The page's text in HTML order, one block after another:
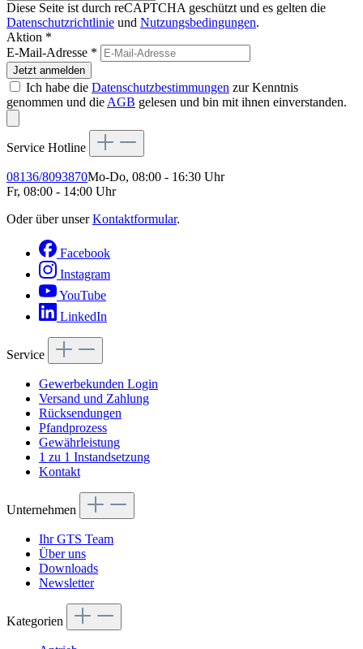
Diese Seite ist durch reCAPTCHA geschützt und es gelten die
Datenschutzrichtlinie und Nutzungsbedingungen.
Aktion *
E-Mail-Adresse *
Jetzt anmelden
Ich habe die Datenschutzbestimmungen zur Kenntnis
genommen und die AGB gelesen und bin mit ihnen einverstanden.
Service Hotline
08136/8093870Mo-Do, 08:00 - 16:30 Uhr
Fr, 08:00 - 14:00 Uhr
Oder über unserKontaktformular.
Facebook
Instagram
YouTube
LinkedIn
Service
Gewerbekunden Login
Versand und Zahlung
Rücksendungen
Pfandprozess
Gewährleistung
1 zu 1 Instandsetzung
Kontakt
Unternehmen
Ihr GTS Team
Über uns
Downloads
Newsletter
Kategorien